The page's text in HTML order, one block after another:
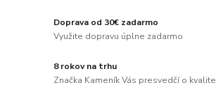
Doprava od 30€ zadarmo
Využite dopravu úplne zadarmo
8 rokov na trhu
Značka Kameník Vás presvedčí o kvalite